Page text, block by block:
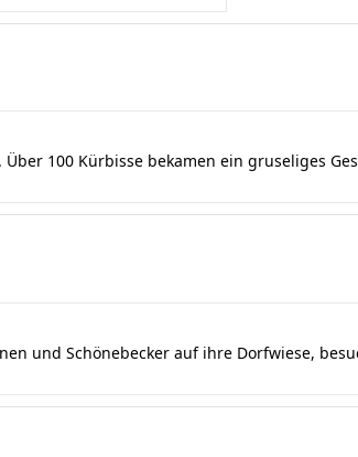
100 Kürbisse bekamen ein gruseliges
und Schönebecker auf ihre Dorfwiese,